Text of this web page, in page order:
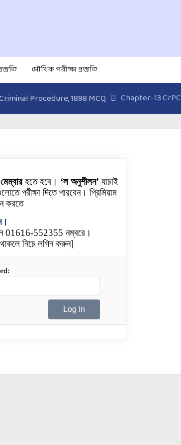
মৌখিক পরীক্ষা প্রস্তুতি
Procedure, 1898 MCQ Chapter-13
হতে হবে। ‘ল অনুশীলন’ যাচাই
পরীক্ষা দিতে পারবেন। প্রিমিয়াম
করতে
01616-552355 নম্বরে।
নিচে লগিন করুন]